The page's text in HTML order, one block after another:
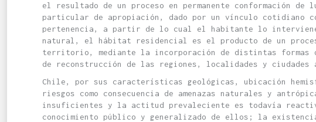
el resultado de un proceso en permanente conformación
particular de apropiación, dado por un vínculo cotidiano
pertenencia, a partir de lo cual el habitante lo interviene
natural, el hábitat residencial es el producto de un
territorio, mediante la incorporación de distintas formas
de reconstrucción de las regiones, localidades y ciudades
Chile, por sus características geológicas, ubicación
riesgos como consecuencia de amenazas naturales y
insuficientes y la actitud prevaleciente es todavía
conocimiento público y generalizado de ellos; la